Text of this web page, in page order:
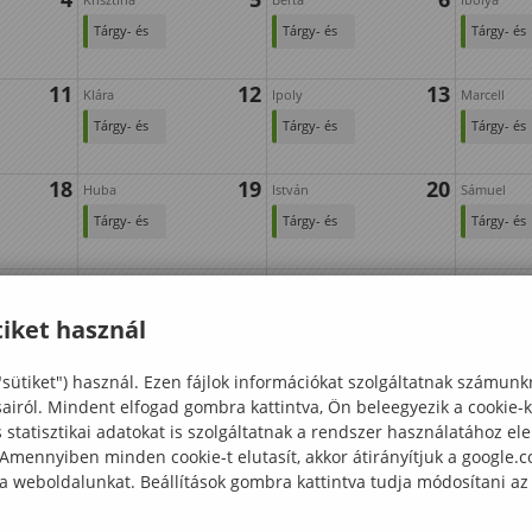
Tárgy- és
időszak
Tárgy- és
időszak
Tárgy- és
időszak
11 Klára 12
Tárgy- és
időszak
Ipoly 13
Tárgy- és
időszak
Marcell
Tárgy- és
időszak
18 Huba 19
Tárgy- és
időszak
István 20
Tárgy- és
időszak
Sámuel
Tárgy- és
időszak
25 26
időszak
első
évolyamos
nappali
munkrendű
27
időszak
első
évolyamos
nappali
munkrendű
időszak
első
évolyamos
nappali
használ
használ. Ezen fájlok információkat szolgáltatnak
Mindent elfogad gombra kattintva, Ön beleegyezik a cookie-
statisztikai adatokat is szolgáltatnak a rendszer használatához
minden cookie-t elutasít, akkor átirányítjuk a
weboldalunkat. Beállítások gombra kattintva tudja módosítani